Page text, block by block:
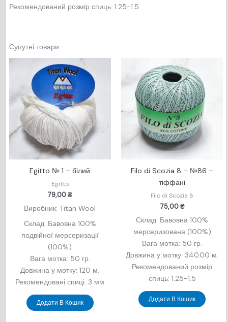
Рекомендований розмір спиць: 1.25-1.5
Супутні товари
Egitto № 1 – білий
Egitto
79,00₴
Виробник: Titan Wool
Склад: Бавовна 100%
подвійної мерсеризації
(100%)
Вага мотка: 50 гр.
Довжина у мотку: 120 м.
Рекомендовані спиці: 3 мм
Додати В Кошик
Filo di Scozia 8 – №86 –
тіффані
Filo di Scozia 8
75,00₴
Склад: Бавовна 100%
мерсеризована (100%)
Вага мотка: 50 гр.
Довжина у мотку: 340.00 м.
Рекомендований розмір
спиць: 1.25-1.5
Додати В Кошик